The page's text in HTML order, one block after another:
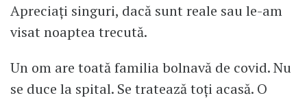
Apreciați singuri, dacă sunt reale sau le-am
visat noaptea trecută.
Un om are toată familia bolnavă de covid. Nu
se duce la spital. Se tratează toți acasă. O